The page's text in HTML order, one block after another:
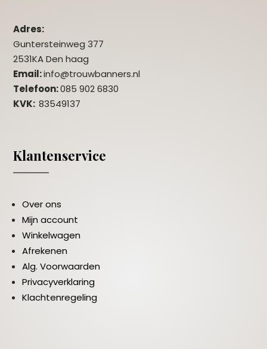
Adres:
Guntersteinweg 377
2531KA Den haag
Email:info@trouwbanners.nl
Telefoon:085 902 6830
KVK:83549137
Klantenservice
Over ons
Mijn account
Winkelwagen
Afrekenen
Alg. Voorwaarden
Privacyverklaring
Klachtenregeling